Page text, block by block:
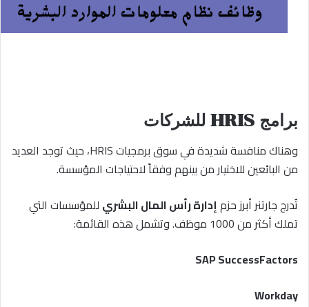
برامج HRIS للشركات
وهناك منافسة شديدة في سوق برمجيات HRIS، حيث توجد العديد
من البائعين للاختيار من بينهم وفقاً لاحتياجات المؤسسة.
تُدرج جارتنر أبرز حزمإدارة رأس المال البشري للمؤسسات التي
تملك أكثر من 1000 موظف. وتشمل هذه القائمة:
SAP SuccessFactors
Workday